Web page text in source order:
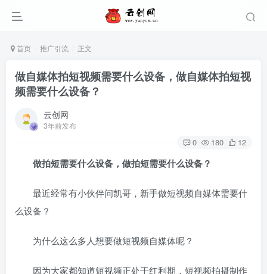
首页 推广引流 正文
做自媒体拍短视频需要什么设备，做自媒体拍短视
频需要什么设备？
云创网
3年前发布
0 180 12
做拍短需要什么设备，做拍短需要什么设备？
最近经常有小伙伴问凯哥，新手做短视频自媒体需要什
么设备？
为什么这么多人想要做短视频自媒体呢？
因为大家都知道短视频正处于红利期，短视频拍摄制作